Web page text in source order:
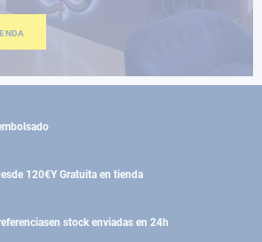
120€Y Gratuita en tienda
en stock enviadas en 24h